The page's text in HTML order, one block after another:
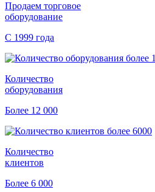
Продаем торговое
оборудование
С 1999 года
Количество
оборудования
Более 12 000
Количество
клиентов
Более 6 000